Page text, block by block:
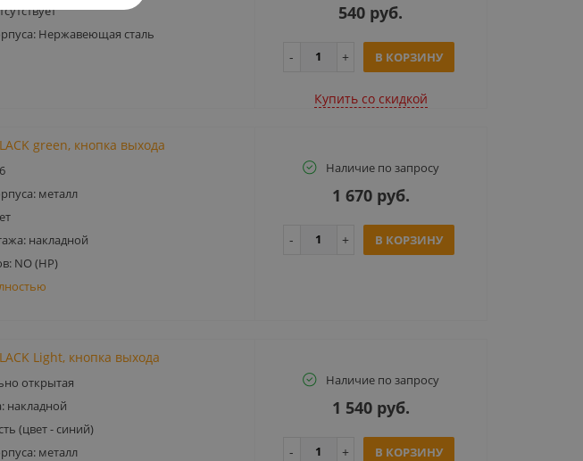
Нержавеющая сталь
540 руб.
В КОРЗИНУ
Купить cо скидкой
green, кнопка выхода
металл
накладной
NO (НР)
Наличие по запросу
1 670 руб.
В КОРЗИНУ
Light, кнопка выхода
открытая
накладной
(цвет - синий)
металл
Наличие по запросу
1 540 руб.
В КОРЗИНУ